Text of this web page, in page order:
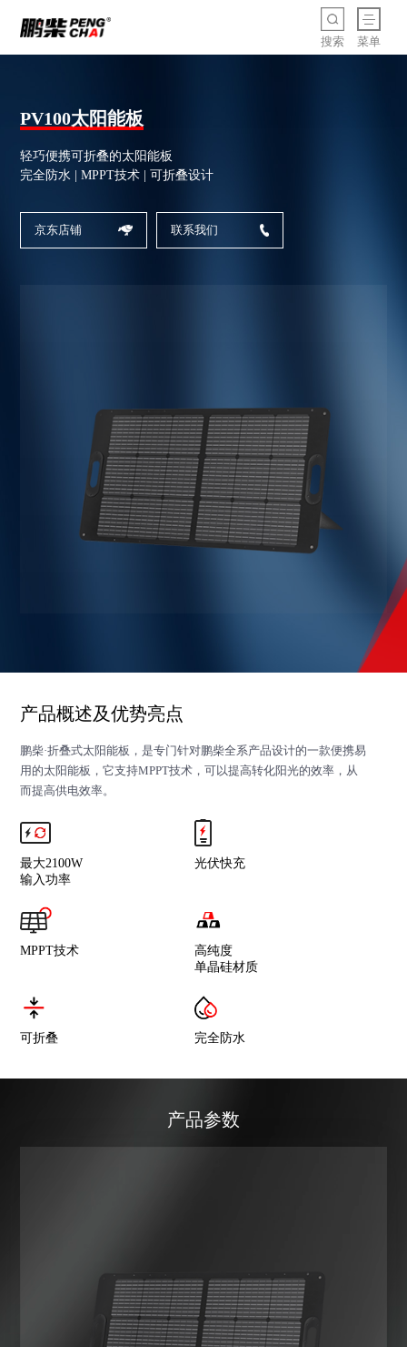
菜单
搜索
PV100太阳能板
轻巧便携可折叠的太阳能板
完全防水 | MPPT技术 | 可折叠设计
京东店铺 联系我们
产品概述及优势亮点
鹏柴·折叠式太阳能板，是专门针对鹏柴全系产品设计的一款便携易
用的太阳能板，它支持MPPT技术，可以提高转化阳光的效率，从
而提高供电效率。
最大2100W
输入功率
光伏快充
MPPT技术
高纯度
单晶硅材质
可折叠 完全防水
产品参数